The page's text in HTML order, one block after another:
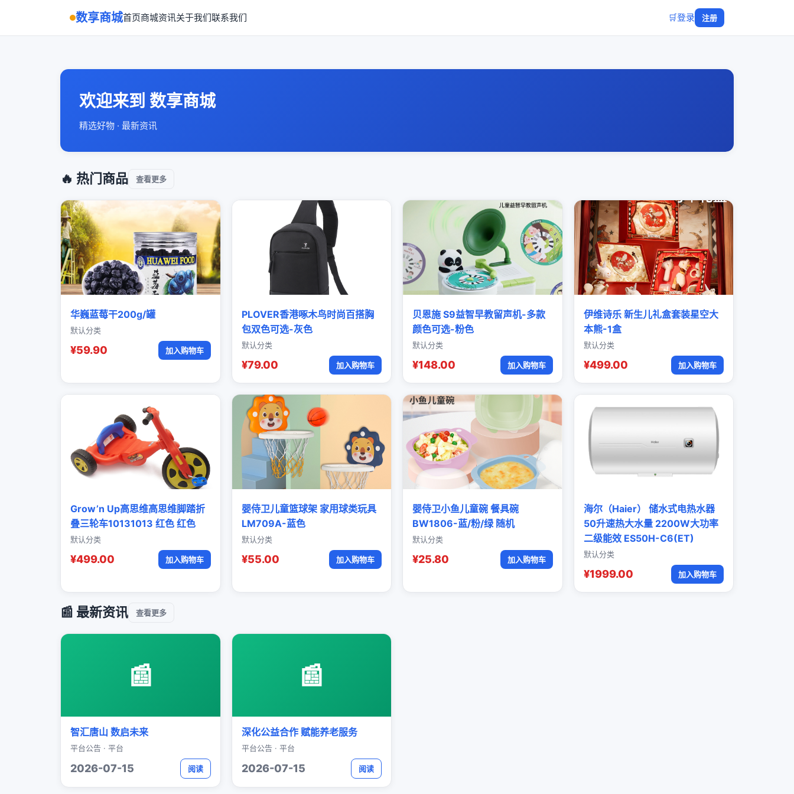
数享商城首页商城资讯关于我们联系我们 🛒登录 注册
欢迎来到 数享商城
精选好物 · 最新资讯
🔥 热门商品 查看更多
华巍蓝莓干200g/罐
默认分类
¥59.90 加入购物车
PLOVER香港啄木鸟时尚百搭胸
包双色可选-灰色
默认分类
¥79.00 加入购物车
贝恩施 S9益智早教留声机-多款
颜色可选-粉色
默认分类
¥148.00 加入购物车
伊维诗乐 新生儿礼盒套装星空大
本熊-1盒
默认分类
¥499.00 加入购物车
Grow’n Up高思维高思维脚踏折
叠三轮车10131013 红色 红色
默认分类
¥499.00 加入购物车
婴侍卫儿童篮球架 家用球类玩具
LM709A-蓝色
默认分类
¥55.00 加入购物车
婴侍卫小鱼儿童碗 餐具碗
BW1806-蓝/粉/绿 随机
默认分类
¥25.80 加入购物车
海尔（Haier） 储水式电热水器
50升速热大水量 2200W大功率
二级能效 ES50H-C6(ET)
默认分类
¥1999.00 加入购物车
📰 最新资讯 查看更多
📰
智汇唐山 数启未来
平台公告 · 平台
2026-07-15 阅读
📰
深化公益合作 赋能养老服务
平台公告 · 平台
2026-07-15 阅读